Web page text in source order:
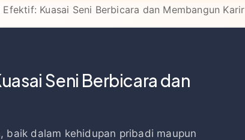
Efektif: Kuasai Seni Berbicara dan Membangun Karir
Seni Berbicara dan
baik dalam kehidupan pribadi maupun